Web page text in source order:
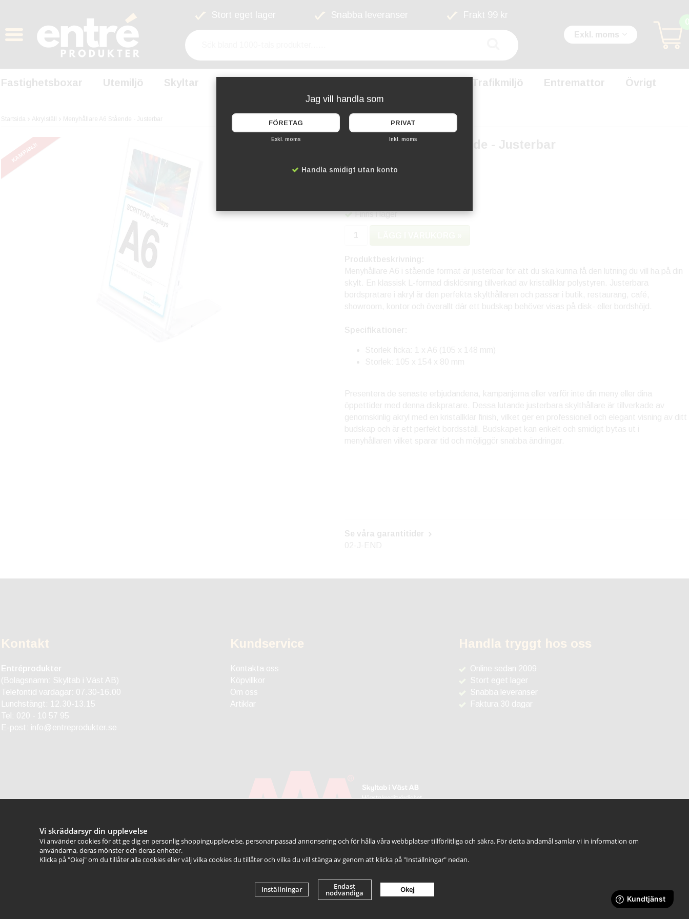
Jag vill handla som
FÖRETAG
Exkl. moms
PRIVAT
Inkl. moms
Handla smidigt utan konto
Stort eget lager Snabba leveranser Frakt 99 kr
Exkl. moms
0
Fastighetsboxar Utemiljö Skyltar Trafikmiljö Entremattor Övrigt
Startsida Akrylställ Menyhållare A6 Stående - Justerbar
KAMPANJ! Menyhållare A6 Stående - Justerbar
Artikelnummer:
Finns i lager
Se våra garantitider
Kontakt
Entréprodukter
(Bolagsnamn: Skyltab i Väst AB)
Telefontid vardagar: 07.30-16.00
Lunchstängt: 12.30-13.15
Tel: 020 - 10 57 95
E-post: info@entreprodukter.se
Kundservice
Kontakta oss
Köpvillkor
Om oss
Artiklar
Handla tryggt hos oss
Online sedan 2009
Stort eget lager
Snabba leveranser
Faktura 30 dagar
Vi skräddarsyr din upplevelse
Vi använder cookies för att ge dig en personlig shoppingupplevelse, personanpassad annonsering och för hålla våra webbplatser tillförlitliga och säkra. För detta ändamål samlar vi in information om
användarna, deras mönster och deras enheter.
Klicka på "Okej" om du tillåter alla cookies eller välj vilka cookies du tillåter och vilka du vill stänga av genom att klicka på "Inställningar" nedan.
Inställningar Endast
nödvändiga Okej